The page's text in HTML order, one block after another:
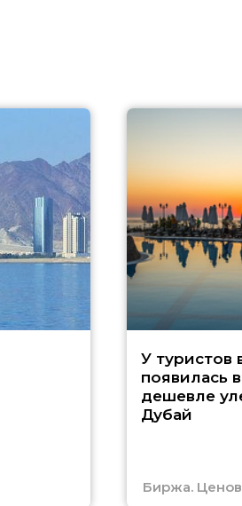
У туристов
появилась
дешевле
Дубай
Биржа.